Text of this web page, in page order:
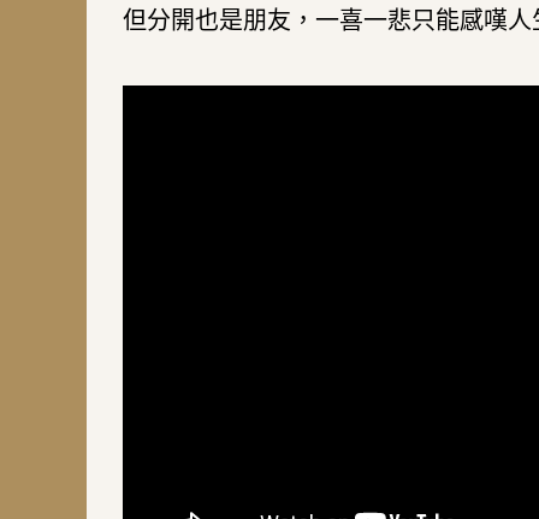
但分開也是朋友，一喜一悲只能感嘆人